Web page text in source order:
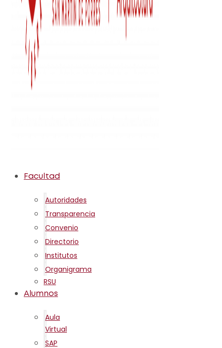
Facultad
Autoridades
Transparencia
Convenio
Directorio
Institutos
Organigrama
RSU
Alumnos
Aula
Virtual
SAP